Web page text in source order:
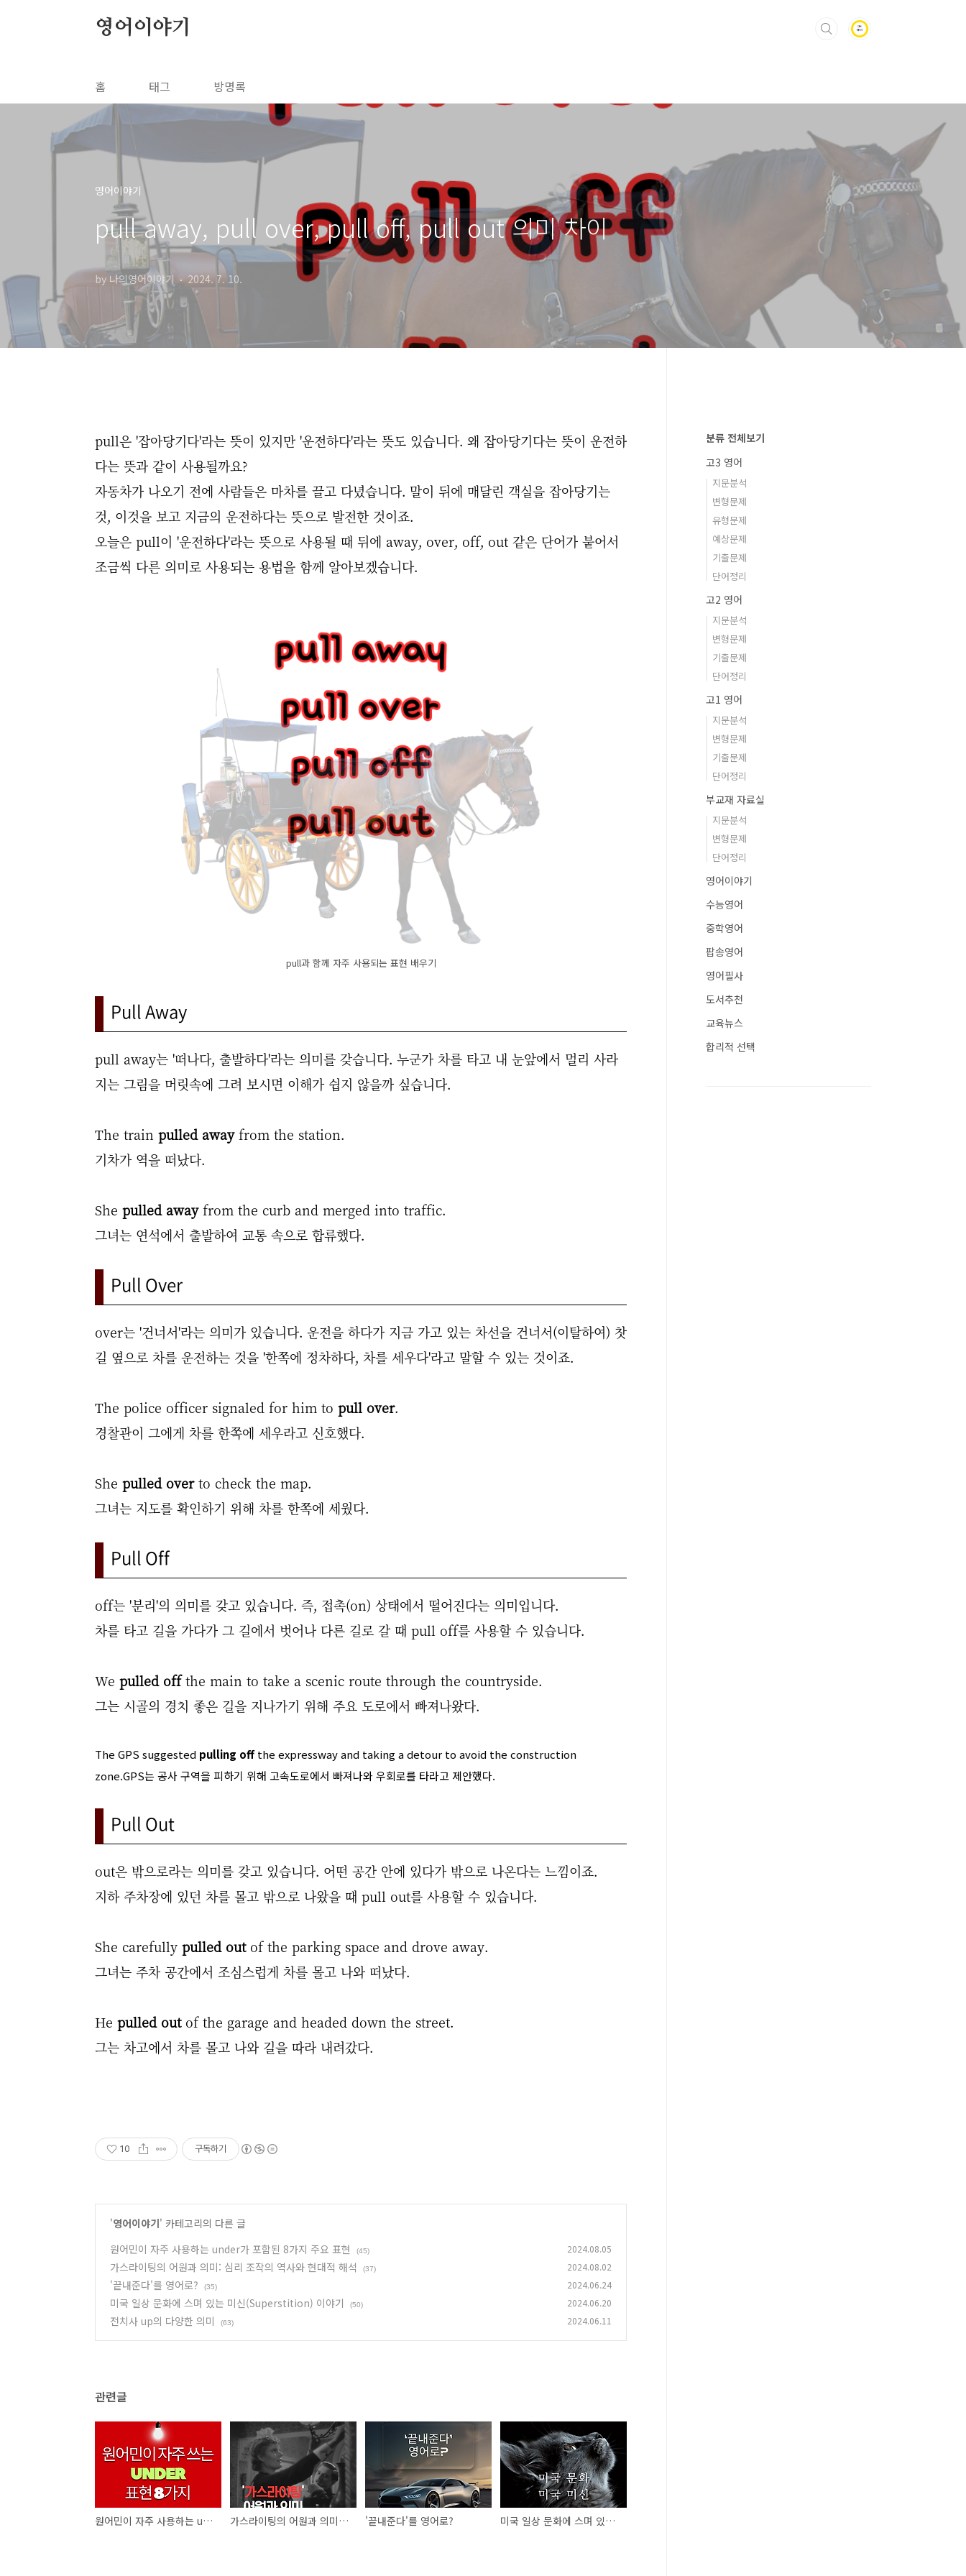
영어이야기
홈 태그 방명록
영어이야기
pull away, pull over, pull off, pull out 의미 차이
by 나의영어이야기 2024. 7. 10.
pull은 '잡아당기다'라는 뜻이 있지만 '운전하다'라는 뜻도 있습니다. 왜 잡아당기다는 뜻이 운전하
다는 뜻과 같이 사용될까요?
자동차가 나오기 전에 사람들은 마차를 끌고 다녔습니다. 말이 뒤에 매달린 객실을 잡아당기는
것, 이것을 보고 지금의 운전하다는 뜻으로 발전한 것이죠.
오늘은 pull이 '운전하다'라는 뜻으로 사용될 때 뒤에 away, over, off, out 같은 단어가 붙어서
조금씩 다른 의미로 사용되는 용법을 함께 알아보겠습니다.
pull과 함께 자주 사용되는 표현 배우기
Pull Away
pull away는 '떠나다, 출발하다'라는 의미를 갖습니다. 누군가 차를 타고 내 눈앞에서 멀리 사라
지는 그림을 머릿속에 그려 보시면 이해가 쉽지 않을까 싶습니다.
The train pulled awayfrom the station.
기차가 역을 떠났다.
She pulled awayfrom the curb and merged into traffic.
그녀는 연석에서 출발하여 교통 속으로 합류했다.
Pull Over
over는 '건너서'라는 의미가 있습니다. 운전을 하다가 지금 가고 있는 차선을 건너서(이탈하여) 찻
길 옆으로 차를 운전하는 것을 '한쪽에 정차하다, 차를 세우다'라고 말할 수 있는 것이죠.
The police officer signaled for him to pull over.
경찰관이 그에게 차를 한쪽에 세우라고 신호했다.
She pulled overto check the map.
그녀는 지도를 확인하기 위해 차를 한쪽에 세웠다.
Pull Off
off는 '분리'의 의미를 갖고 있습니다. 즉, 접촉(on) 상태에서 떨어진다는 의미입니다.
차를 타고 길을 가다가 그 길에서 벗어나 다른 길로 갈 때 pull off를 사용할 수 있습니다.
We pulled offthe main to take a scenic route through the countryside.
그는 시골의 경치 좋은 길을 지나가기 위해 주요 도로에서 빠져나왔다.
The GPS suggested pulling offthe expressway and taking a detour to avoid the construction
zone.GPS는 공사 구역을 피하기 위해 고속도로에서 빠져나와 우회로를 타라고 제안했다.
Pull Out
out은 밖으로라는 의미를 갖고 있습니다. 어떤 공간 안에 있다가 밖으로 나온다는 느낌이죠.
지하 주차장에 있던 차를 몰고 밖으로 나왔을 때 pull out를 사용할 수 있습니다.
She carefully pulled outof the parking space and drove away.
그녀는 주차 공간에서 조심스럽게 차를 몰고 나와 떠났다.
He pulled outof the garage and headed down the street.
그는 차고에서 차를 몰고 나와 길을 따라 내려갔다.
10 구독하기
'영어이야기' 카테고리의 다른 글
원어민이 자주 사용하는 under가 포함된 8가지 주요 표현
(45) 2024.08.05
가스라이팅의 어원과 의미: 심리 조작의 역사와 현대적 해석 (37) 2024.08.02
'끝내준다'를 영어로? (35) 2024.06.24
미국 일상 문화에 스며 있는 미신(Superstition) 이야기 (50) 2024.06.20
전치사 up의 다양한 의미 (63) 2024.06.11
관련글
원어민이 자주 사용하는 under가 포함된 8가지 주요 표현 가스라이팅의 어원과 의미: 심리 조작의 역사와 현대적 해석 '끝내준다'를 영어로? 미국 일상 문화에 스며 있는 미신(Superstition) 이야기
분류 전체보기
고3 영어
지문분석
변형문제
유형문제
예상문제
기출문제
단어정리
고2 영어
지문분석
변형문제
기출문제
단어정리
고1 영어
지문분석
변형문제
기출문제
단어정리
부교재 자료실
지문분석
변형문제
단어정리
영어이야기
수능영어
중학영어
팝송영어
영어필사
도서추천
교육뉴스
합리적 선택